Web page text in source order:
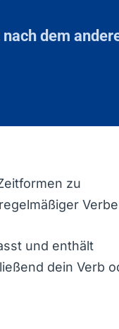
dem
zu
und enthält
dein Verb